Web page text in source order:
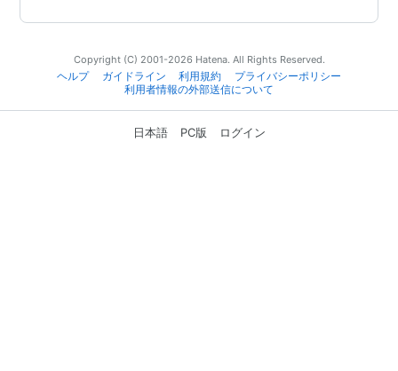
Copyright (C) 2001-2026 Hatena. All Rights Reserved.
ヘルプ
ガイドライン 利用規約
プライバシーポリシー
利用者情報の外部送信について
日本語 PC版 ログイン